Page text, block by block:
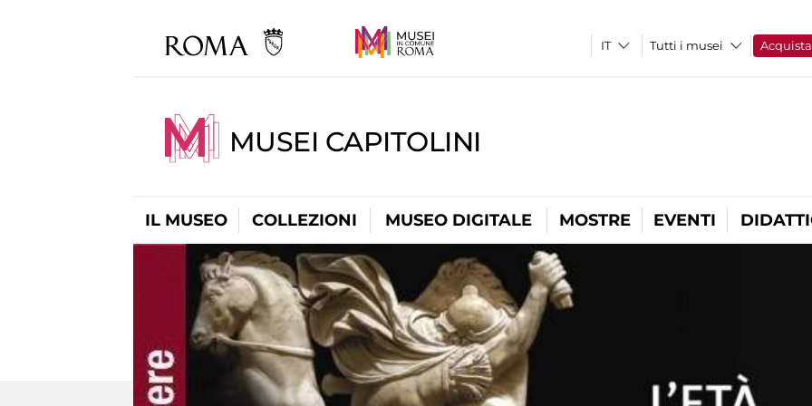
Tutti i musei Acquista
MUSEI CAPITOLINI
IL MUSEO COLLEZIONI MUSEO DIGITALE MOSTRE EVENTI